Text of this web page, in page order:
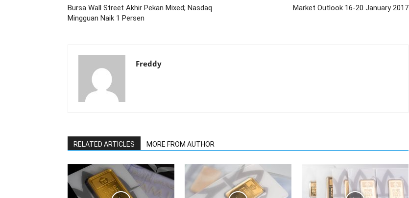
Bursa Wall Street Akhir Pekan Mixed; Nasdaq
Mingguan Naik 1 Persen
Market Outlook 16-20 January 2017
Freddy
RELATED ARTICLES MORE FROM AUTHOR